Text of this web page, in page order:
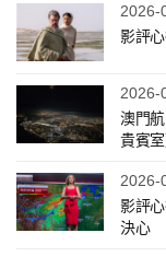
2026-
影評
2026-
澳門
貴賓
2026-
影評
決心